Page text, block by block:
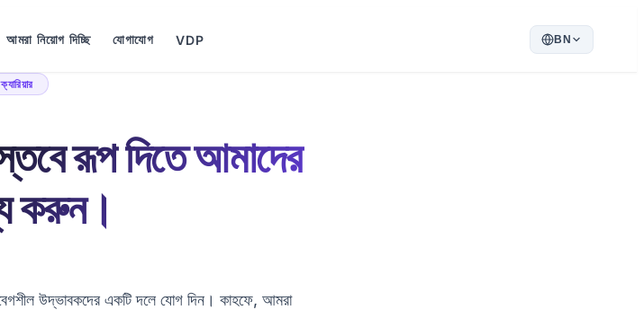
আমরা নিয়োগ দিচ্ছি যোগাযোগ VDP BN
ক্যারিয়ার
রূপ দিতে আমাদের
করুন।
উদ্ভাবকদের একটি দলে যোগ দিন। কাহফে, আমরা